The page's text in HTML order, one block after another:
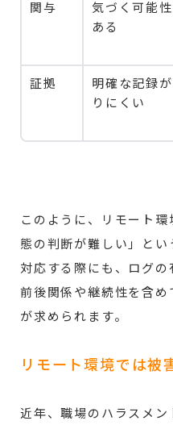
関与
気づく可能
ある
証拠
明確な記録
りにくい
このように、リモート
態の判断が難しい」と
対応する際にも、ログの
前後関係や継続性を含
が求められます。
リモート環境では被
近年、職場のハラスメ